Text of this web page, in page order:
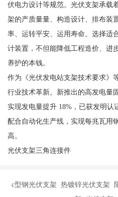
伏电力设计等规范。光伏支架承载
架的产质量量、构造设计、排布装
率、运转平安、运用寿命。选择适
计装置，不但能降低工程造价、进
养护的本钱。
作为《光伏发电站支架技术要求》
行业技术革新。新推出的高发电量
实现发电量提升 18%，已获发明认
配合自动化生产线，实现每兆瓦用
高。
光伏支架三角连接件
c型钢光伏支架 热镀锌光伏支架